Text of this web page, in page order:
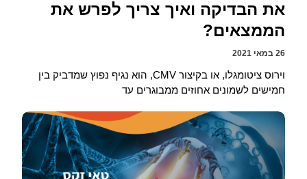
את הבדיקה ואיך צריך לפרש את
הממצאים?
26 במאי 2021
וירוס ציטומגלו, או בקיצור CMV, הוא נגיף נפוץ שמדביק בין
חמישים לשמונים אחוזים ממבוגרים עד